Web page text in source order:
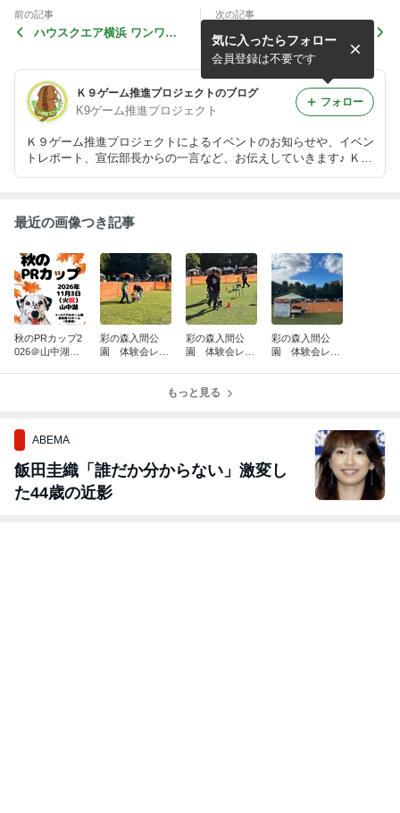
前の記事
ハウスクエア横浜 ワンワン
次の記事
レポート ドッグフェスタ2
013
Ｋ９ゲーム推進プロジェクトのブログ
K9ゲーム推進プロジェクト
Ｋ９ゲーム推進プロジェクトによるイベントのお知らせや、イベン
トレポート、宣伝部長からの一言など、お伝えしていきます♪ Ｋ９
ゲーム推進プロジェクトのＨＰも完成しました！→ http://www.k9g
気に入ったらフォロー
会員登録は不要です
フォロー
最近の画像つき記事
秋のPRカップ2
026＠山中湖
彩の森入間公
園 体験会レ
彩の森入間公
園 体験会レ
彩の森入間公
園 体験会レ
もっと見る
ABEMA
飯田圭織「誰だか分からない」激変し
た44歳の近影